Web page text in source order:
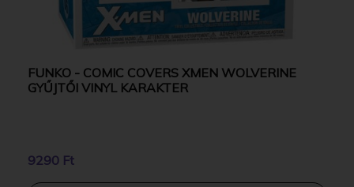
FUNKO - COMIC COVERS XMEN WOLVERINE
GYŰJTŐI VINYL KARAKTER
9290 Ft